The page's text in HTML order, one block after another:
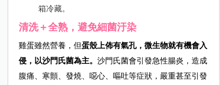
箱冷藏。
清洗＋全熟，避免細菌汙染
雞蛋雖然營養，但蛋殼上佈有氣孔，微生物就有機會入
侵，以沙門氏菌為主。 沙門氏菌會引發急性腸炎，造成
腹痛、寒顫、發燒、噁心、嘔吐等症狀，嚴重甚至引發